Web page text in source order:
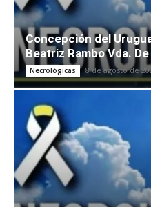
Concepción del
Beatriz Rambo Vda. De
Necrológicas 8 de agosto de